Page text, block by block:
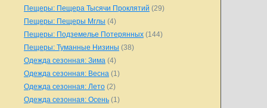
Пещеры: Пещера Тысячи Проклятий (29)
Пещеры: Пещеры Мглы (4)
Пещеры: Подземелье Потерянных (144)
Пещеры: Туманные Низины (38)
Одежда сезонная: Зима (4)
Одежда сезонная: Весна (1)
Одежда сезонная: Лето (2)
Одежда сезонная: Осень (1)